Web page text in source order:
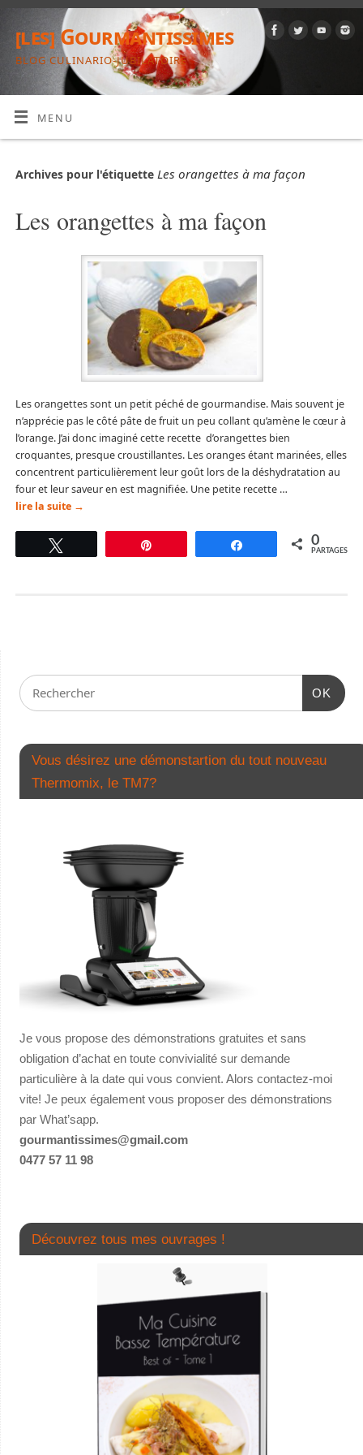
[les] Gourmantissimes
BLOG CULINARIO-JUBILATOIRE
MENU
Archives pour l'étiquette Les orangettes à ma façon
Les orangettes à ma façon
Les orangettes sont un petit péché de gourmandise. Mais souvent je
n’apprécie pas le côté pâte de fruit un peu collant qu’amène le cœur à
l’orange. J’ai donc imaginé cette recette d’orangettes bien
croquantes, presque croustillantes. Les oranges étant marinées, elles
concentrent particulièrement leur goût lors de la déshydratation au
four et leur saveur en est magnifiée. Une petite recette …
lire la suite →
Partagez 0
PARTAGES
OK
Vous désirez une démonstartion du tout nouveau
Thermomix, le TM7?
Je vous propose des démonstrations gratuites et sans
obligation d’achat en toute convivialité sur demande
particulière à la date qui vous convient. Alors contactez-moi
vite! Je peux également vous proposer des démonstrations
par What’sapp.
gourmantissimes@gmail.com
0477 57 11 98
Découvrez tous mes ouvrages !